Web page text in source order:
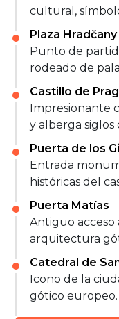
cultural,
Plaza Hradčany
Punto de
rodeado de
Castillo de
Impresionante
y alberga siglos
Puerta de los
Entrada
históricas del
Puerta Matías
Antiguo acceso
arquitectura
Catedral de
Icono de la
gótico europeo.